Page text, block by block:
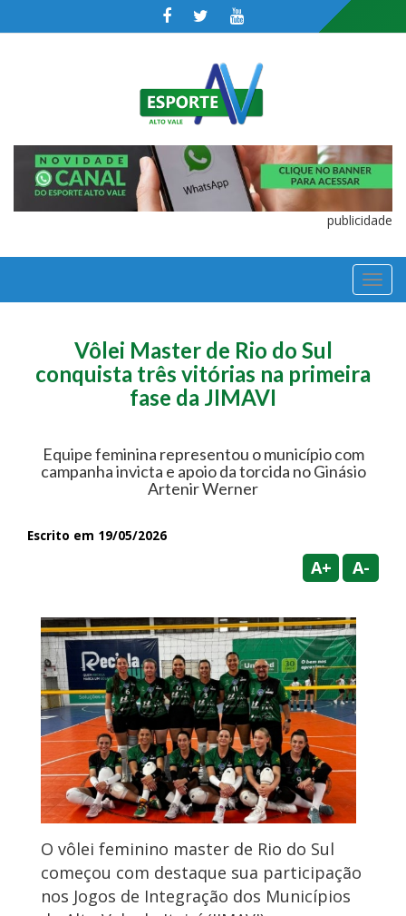
publicidade
Vôlei Master de Rio do Sul
conquista três vitórias na primeira
fase da JIMAVI
Equipe feminina representou o município com
campanha invicta e apoio da torcida no Ginásio
Artenir Werner
Escrito em 19/05/2026
A+ A-
O vôlei feminino master de Rio do Sul
começou com destaque sua participação
nos Jogos de Integração dos Municípios